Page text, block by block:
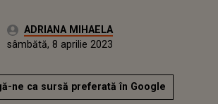
Autor:ADRIANA MIHAELA
Actualizat:
sâmbătă, 8 aprilie 2023
ne ca sursă preferată în Google